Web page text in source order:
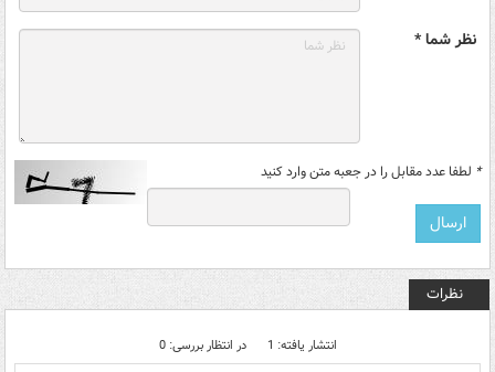
نظر شما *
* لطفا عدد مقابل را در جعبه متن وارد کنید
نظرات
انتشار یافته: 1 در انتظار بررسی: 0